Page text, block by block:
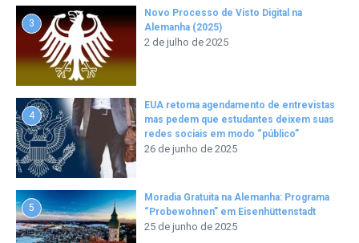
3
Novo Processo de Visto Digital na
Alemanha (2025)
2 de julho de 2025
4
EUA retoma agendamento de entrevistas
mas pedem que estudantes deixem suas
redes sociais em modo “público”
26 de junho de 2025
5
Moradia Gratuita na Alemanha: Programa
“Probewohnen” em Eisenhüttenstadt
25 de junho de 2025